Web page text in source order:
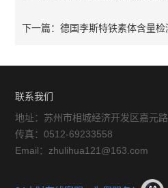
试验机
下一篇：德国李斯特铁素体含量
联系我们
地址：苏州市相城经济开发区嘉元
传真：0512-69233558
Email：zhulihua121@163.com